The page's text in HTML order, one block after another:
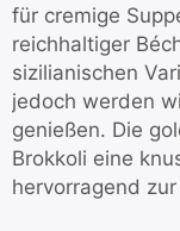
für cremige
reichhaltiger
sizilianischen
jedoch werden
genießen. Die
Brokkoli eine
hervorragend